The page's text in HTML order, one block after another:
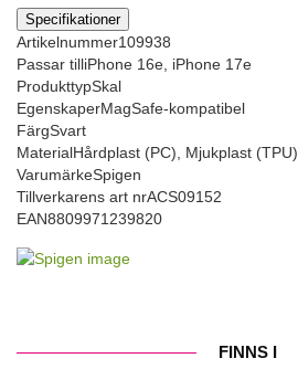
Specifikationer
Artikelnummer109938
Passar tilliPhone 16e, iPhone 17e
ProdukttypSkal
EgenskaperMagSafe-kompatibel
FärgSvart
MaterialHårdplast (PC), Mjukplast (TPU)
VarumärkeSpigen
Tillverkarens art nrACS09152
EAN8809971239820
FINNS I